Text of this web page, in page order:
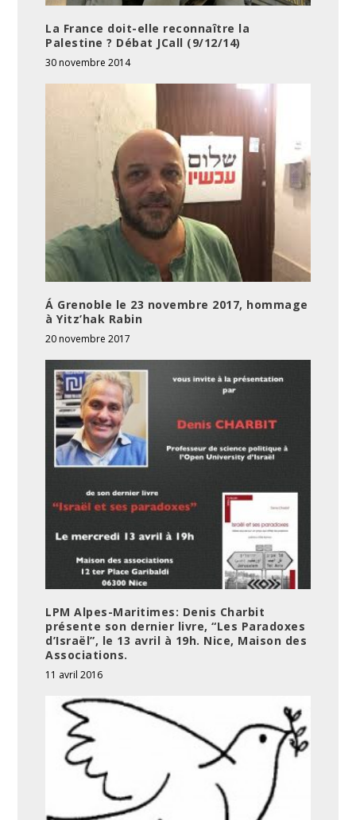
La France doit-elle reconnaître la
Palestine ? Débat JCall (9/12/14)
30 novembre 2014
Á Grenoble le 23 novembre 2017, hommage
à Yitz’hak Rabin
20 novembre 2017
LPM Alpes-Maritimes: Denis Charbit
présente son dernier livre, “Les Paradoxes
d’Israël”, le 13 avril à 19h. Nice, Maison des
Associations.
11 avril 2016